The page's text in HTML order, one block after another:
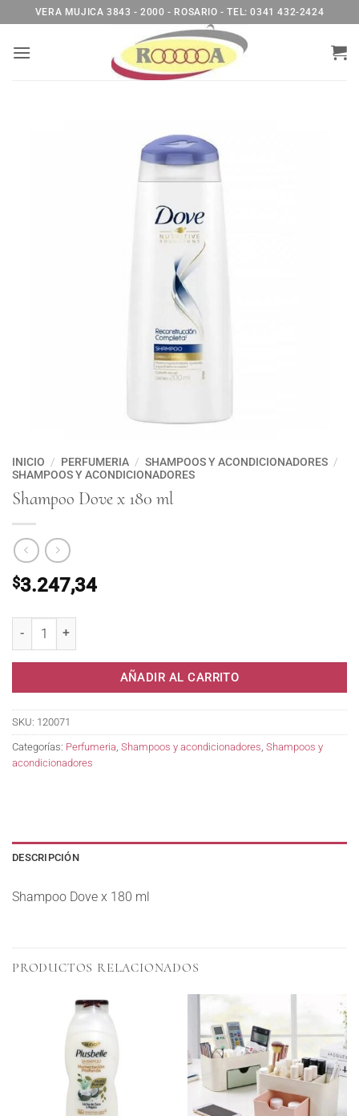
al
contenido
VERA MUJICA 3843 - 2000 - ROSARIO - TEL: 0341 432-2424
INICIO / PERFUMERIA / SHAMPOOS Y ACONDICIONADORES /
SHAMPOOS Y ACONDICIONADORES
Shampoo Dove x 180 ml
$3.247,34
AÑADIR AL CARRITO
SKU: 120071
Categorías: Perfumeria, Shampoos y acondicionadores, Shampoos y
acondicionadores
DESCRIPCIÓN
Shampoo Dove x 180 ml
PRODUCTOS RELACIONADOS